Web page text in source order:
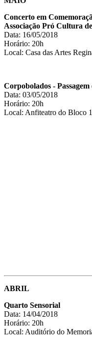
Concerto em
Associação Pró Cultura
Data: 16/05/2018
Horário: 20h
Local: Casa das Artes
Corpobolados - Passagem
Data: 03/05/2018
Horário: 20h
Local: Anfiteatro do Bloco
ABRIL
Quarto Sensorial
Data: 14/04/2018
Horário: 20h
Local: Auditório do